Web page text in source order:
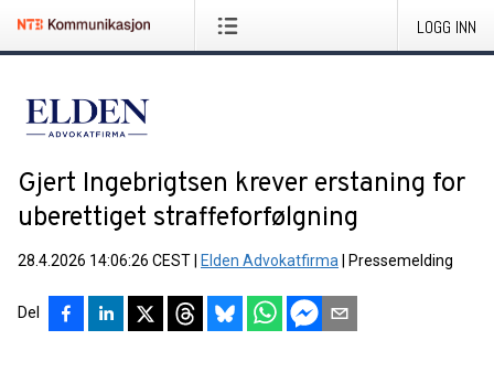
LOGG INN
Gjert Ingebrigtsen krever erstaning for
uberettiget straffeforfølgning
28.4.2026 14:06:26 CEST Elden Advokatfirma Pressemelding
Del